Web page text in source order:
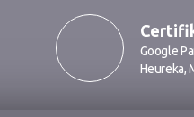
Google
Heureka,